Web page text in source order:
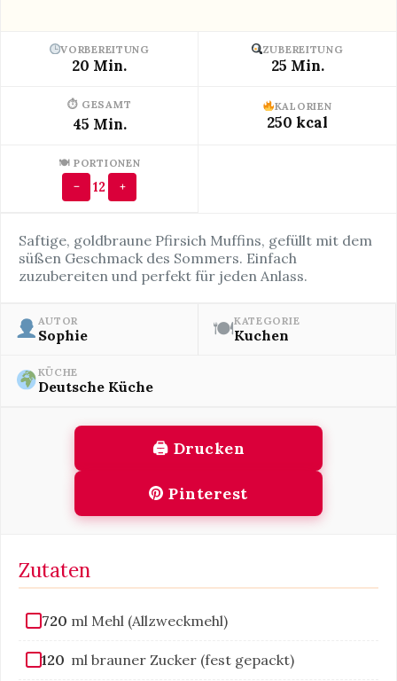
VORBEREITUNG
20 Min.
ZUBEREITUNG
25 Min.
⏱ GESAMT
45 Min.
KALORIEN
250 kcal
🍽 PORTIONEN
− 12 +
Saftige, goldbraune Pfirsich Muffins, gefüllt mit dem
süßen Geschmack des Sommers. Einfach
zuzubereiten und perfekt für jeden Anlass.
AUTOR
Sophie 🍽KATEGORIE
Kuchen
KÜCHE
Deutsche Küche
🖨 Drucken
Pinterest
Zutaten
720 ml Mehl (Allzweckmehl)
120 ml brauner Zucker (fest gepackt)